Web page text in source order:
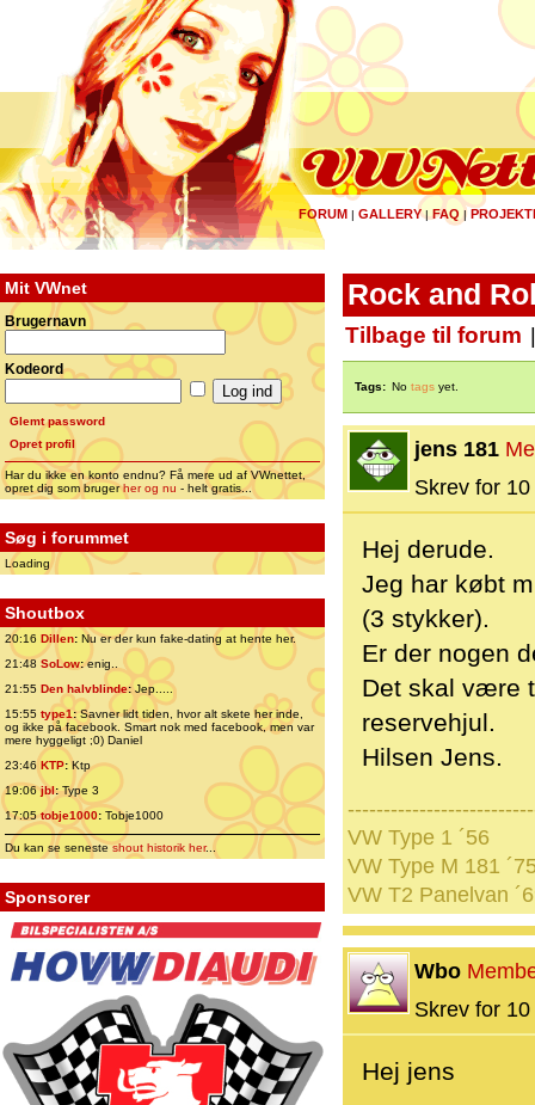
FORUM | GALLERY|FAQ |
Mit VWnet
Brugernavn
Kodeord
Glemt password
Opret profil
Har du ikke en konto endnu? Få mere ud af VWnettet,
opret dig som brugerher og nu - helt gratis...
Søg i forummet
Loading
Shoutbox
20:16 Dillen: Nu er der kun fake-dating at hente her.
21:48 SoLow:enig..
21:55 Den halvblinde:Jep.....
15:55 type1:Savner lidt tiden, hvor alt skete her inde,
og ikke på facebook. Smart nok med facebook, men var
mere hyggeligt ;0) Daniel
23:46 KTP:Ktp
19:06jbl:Type 3
17:05tobje1000: Tobje1000
Du kan se senesteshout historik her...
Sponsorer
Rock and
Tilbage til forum
Tags: No tags yet.
jens 181
Skrev for
Hej derude.
Jeg har købt
(3 stykker).
Er der nogen
Det skal være
reservehjul.
Hilsen Jens.
VW Type 1 ´56
VW Type M 181
VW T2 Panelvan
Wbo
Skrev for
Hej jens